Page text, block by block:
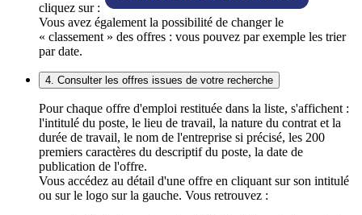
cliquez sur :
Vous avez également la possibilité de changer le
« classement » des offres : vous pouvez par exemple les trier
par date.
4. Consulter les offres issues de votre recherche
Pour chaque offre d'emploi restituée dans la liste, s'affichent :
l'intitulé du poste, le lieu de travail, la nature du contrat et la
durée de travail, le nom de l'entreprise si précisé, les 200
premiers caractères du descriptif du poste, la date de
publication de l'offre.
Vous accédez au détail d'une offre en cliquant sur son intitulé
ou sur le logo sur la gauche. Vous retrouvez :